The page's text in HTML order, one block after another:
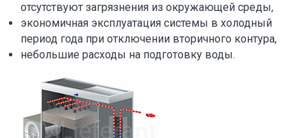
отсутствуют загрязнения из окружающей среды,
экономичная эксплуатация системы в холодный
период года при отключении вторичного контура,
небольшие расходы на подготовку воды.